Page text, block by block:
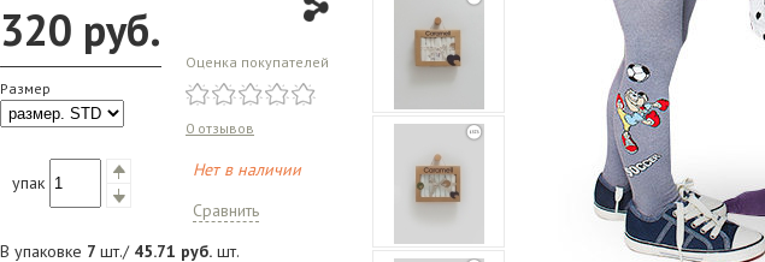
320 руб.
Размер
Оценка покупателей
0 отзывов
упак
Нет в наличии
Сравнить
В упаковке 7 шт./ 45.71 руб. шт.